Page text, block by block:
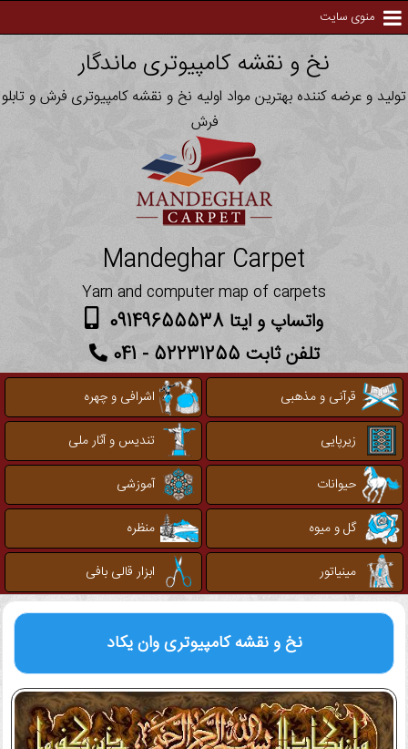
منوی سایت
نخ و نقشه کامپیوتری ماندگار
تولید و عرضه کننده بهترین مواد اولیه نخ و نقشه کامپیوتری فرش و تابلو
فرش
Mandeghar Carpet
Yarn and computer map of carpets
واتساپ و ایتا 09149655538
تلفن ثابت 52231255 - 041
قرآنی و مذهبی
اشرافی و چهره
زیرپایی
تندیس و آثار ملی
حیوانات
آموزشی
گل و میوه
منظره
مینیاتور
ابزار قالی بافی
نخ و نقشه کامپیوتریوان یکاد